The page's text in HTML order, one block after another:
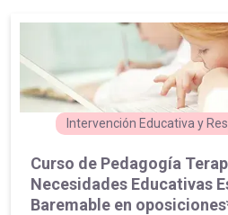
Intervención Educativa y
Curso de Pedagogía
Necesidades Educativas
Baremable en